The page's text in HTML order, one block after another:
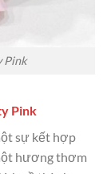
Pink
Pink
sự kết hợp
hương thơm